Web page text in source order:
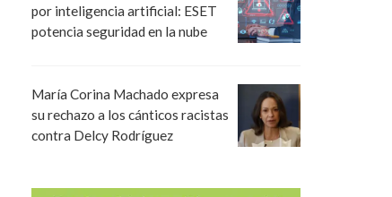
por inteligencia artificial: ESET
potencia seguridad en la nube
María Corina Machado expresa
su rechazo a los cánticos racistas
contra Delcy Rodríguez